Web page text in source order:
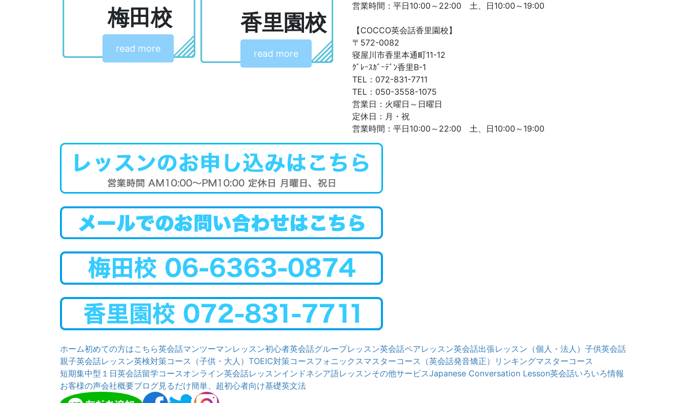
梅田校
read more
香里園校
read more
営業時間：平日10:00～22:00 土、日10:00～19:00
【COCCO英会話香里園校】
〒572-0082
寝屋川市香里本通町11-12
ｸﾞﾚｰｽｶﾞｰﾃﾞﾝ香里B-1
TEL：072-831-7711
TEL：050-3558-1075
営業日：火曜日～日曜日
定休日：月・祝
営業時間：平日10:00～22:00 土、日10:00～19:00
ホーム初めての方はこちら英会話マンツーマンレッスン初心者英会話グループレッスン英会話ペアレッスン英会話出張レッスン（個人・法人） 子供英会話
親子英会話レッスン英検対策コース（子供・大人） TOEIC対策コースフォニックスマスターコース（英会話発音矯正）
リンキングマスターコース
短期集中型１日英会話留学コースオンライン英会話レッスンインドネシア語レッスンその他サービスJapanese Conversation Lesson英会話いろいろ情報
お客様の声会社概要ブログ見るだけ簡単、超初心者向け基礎英文法